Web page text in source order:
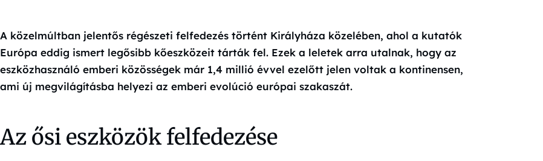
A közelmúltban jelentős régészeti felfedezés történt Királyháza közelében, ahol a kutatók
Európa eddig ismert legősibb kőeszközeit tárták fel. Ezek a leletek arra utalnak, hogy az
eszközhasználó emberi közösségek már 1,4 millió évvel ezelőtt jelen voltak a kontinensen,
ami új megvilágításba helyezi az emberi evolúció európai szakaszát.
Az ősi eszközök felfedezése